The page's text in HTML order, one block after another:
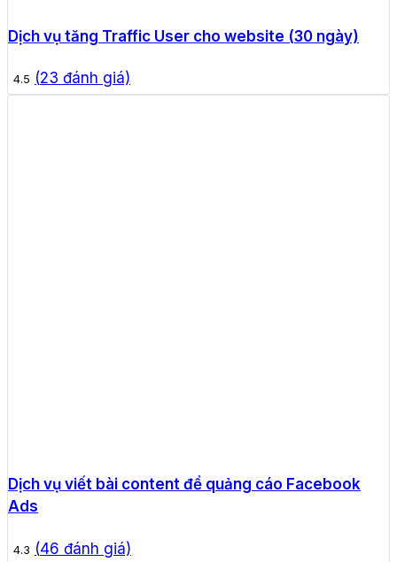
Dịch vụ tăng Traffic User cho website (30 ngày)
4.5 (23 đánh giá)
Dịch vụ viết bài content để quảng cáo Facebook
Ads
4.3 (46 đánh giá)